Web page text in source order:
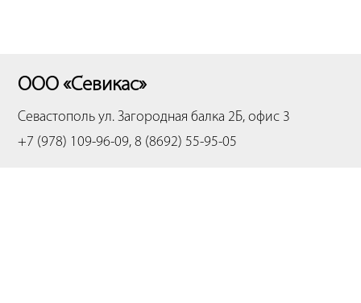
ООО «Севикас»
Севастополь ул. Загородная балка 2Б, офис 3
+7 (978) 109-96-09, 8 (8692) 55-95-05